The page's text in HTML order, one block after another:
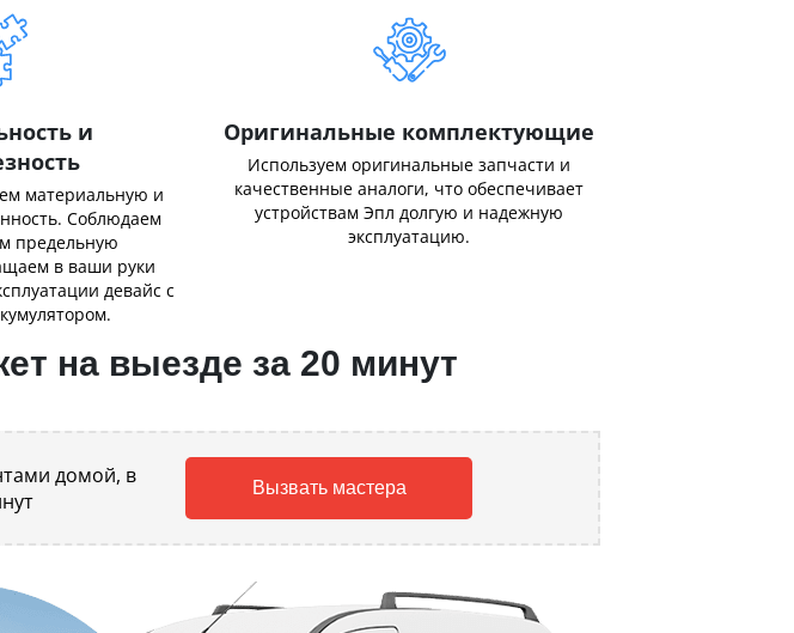
и
материальную и
Соблюдаем
предельную
в ваши руки
девайс с
Оригинальные комплектующие
Используем оригинальные запчасти и
качественные аналоги, что обеспечивает
устройствам Эпл долгую и надежную
эксплуатацию.
на выезде за 20 минут
домой, в
Вызвать мастера